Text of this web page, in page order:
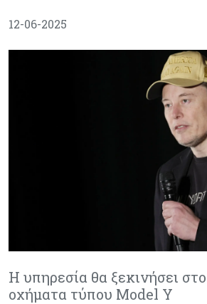
12-06-2025
Η υπηρεσία θα ξεκινήσει
οχήματα τύπου Model Y